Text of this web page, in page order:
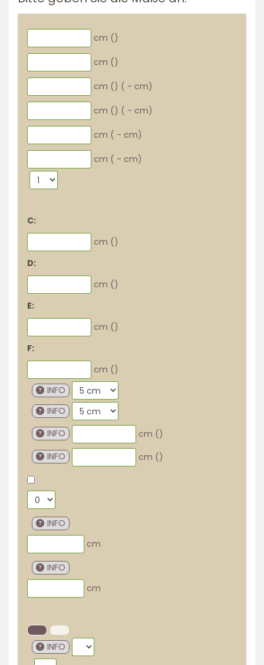
cm ()
cm ()
cm () ( - cm)
cm () ( - cm)
cm ( - cm)
cm ( - cm)
C:
cm ()
D:
cm ()
E:
cm ()
F:
cm ()
INFO
INFO
INFO
cm ()
INFO
cm ()
INFO
cm
INFO
cm
INFO